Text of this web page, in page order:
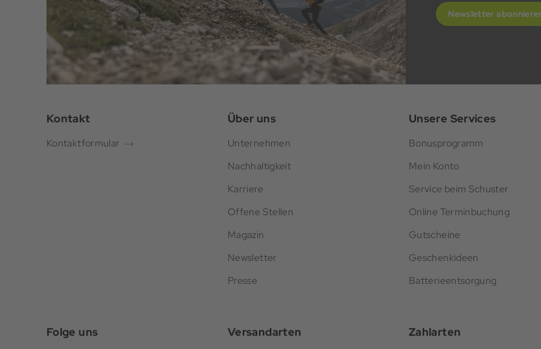
Newsletter
Kontakt
Kontaktformular
Über uns
Unternehmen
Nachhaltigkeit
Karriere
Offene Stellen
Magazin
Newsletter
Presse
Unsere Services
Bonusprogramm
Mein Konto
Service beim Schuster
Online Terminbuchung
Gutscheine
Geschenkideen
Batterieentsorgung
Folge uns Versandarten Zahlarten